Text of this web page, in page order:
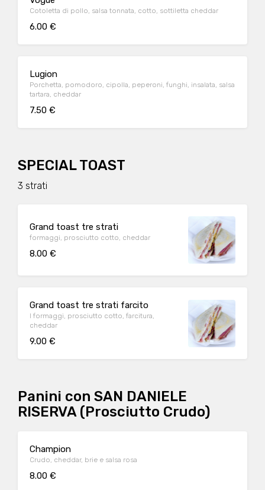
Cotoletta di pollo, salsa tonnata, cotto, sottiletta cheddar
6.00 €
Lugion
Porchetta, pomodoro, cipolla, peperoni, funghi, insalata, salsa
tartara, cheddar
7.50 €
SPECIAL TOAST
3 strati
Grand toast tre strati
formaggi, prosciutto cotto, cheddar
8.00 €
Grand toast tre strati farcito
I formaggi, prosciutto cotto, farcitura,
cheddar
9.00 €
Panini con SAN DANIELE
RISERVA (Prosciutto Crudo)
Champion
Crudo, cheddar, brie e salsa rosa
8.00 €